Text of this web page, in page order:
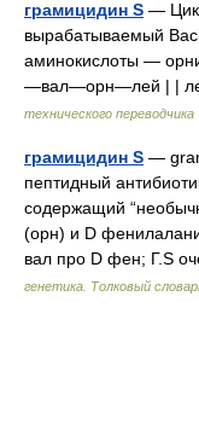
грамицидин S —
вырабатываемый
аминокислоты —
—вал—орн—лей | |
технического переводчика
грамицидин S —
пептидный
содержащий
(орн) и D
вал про D фен; Г.S
генетика. Толковый